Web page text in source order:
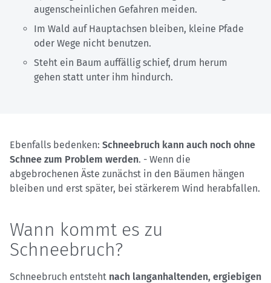
augenscheinlichen Gefahren meiden.
Im Wald auf Hauptachsen bleiben, kleine Pfade
oder Wege nicht benutzen.
Steht ein Baum auffällig schief, drum herum
gehen statt unter ihm hindurch.
Ebenfalls bedenken: Schneebruch kann auch noch ohne
Schnee zum Problem werden. - Wenn die
abgebrochenen Äste zunächst in den Bäumen hängen
bleiben und erst später, bei stärkerem Wind herabfallen.
Wann kommt es zu
Schneebruch?
Schneebruch entsteht nach langanhaltenden, ergiebigen